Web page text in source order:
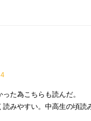
人々が、政治上の判断を
情が優先され、判断が、
本の報道機関が戦勝報告
を載せれば売れるという
は日本の勝利を確信し、
4
た為こちらも読んだ。
読みやすい。中高生の頃読